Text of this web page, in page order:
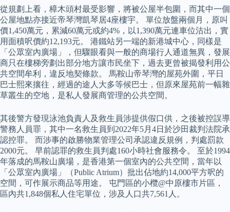
從規劃上看，樟木頭村最受影響，將被公屋半包圍，而其中一個
公屋地點亦接近帝琴灣凱琴居4座樓宇。 單位放盤兩個月，原叫
價1,450萬元，累減60萬元或約4%，以1,390萬元連車位沽出，實
用面積呎價約12,193元。 港鐵站另一端的新港城中心，同樣是
「公眾室內廣場」，但驟眼看與一般的商場行人通道無異，發展
商只在樓梯旁劃出部分地方讓市民坐下，過去更曾被揭發利用公
共空間牟利，違反地契條款。 馬鞍山帝琴灣的屋苑外圍，平日
巴士熙來攘往，經過的途人大多等候巴士，但原來屋苑前一幅雜
草叢生的空地，是私人發展商管理的公共空間。
其後警方發現泳池負責人及救生員涉提供假口供，之後被控誤導
警務人員罪，其中一名救生員到2022年5月4日於沙田裁判法院承
認控罪。 而涉事的啟勝物業管理公司承認違反規例，判處罰款
2000元。 早前認罪的救生員判處160小時社會服務令。 至於1994
年落成的馬鞍山廣場，是香港第一個室內的公共空間，當年以
「公眾室內廣場」（Public Atrium）批出佔地約14,000平方呎的
空間，可作展示商品等用途。 屯門區的小欖@中原樓市片區，
區內共1,848個私人住宅單位，涉及人口共7,561人。